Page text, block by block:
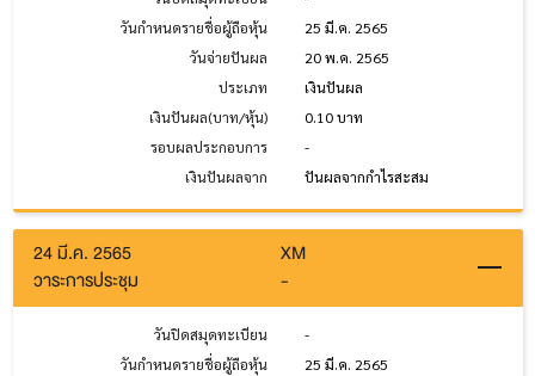
วันกำหนดรายชื่อผู้ถือหุ้น
25 มี.ค. 2565
วันจ่ายปันผล
20 พ.ค. 2565
ประเภท
เงินปันผล
เงินปันผล(บาท/หุ้น)
0.10 บาท
รอบผลประกอบการ
-
เงินปันผลจาก
ปันผลจากกำไรสะสม
24 มี.ค. 2565
XM
วาระการประชุม
-
วันปิดสมุดทะเบียน
-
วันกำหนดรายชื่อผู้ถือหุ้น
25 มี.ค. 2565